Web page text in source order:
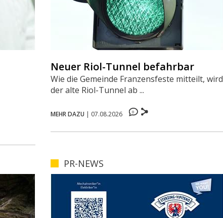
Neuer Riol-Tunnel befahrbar
Wie die Gemeinde Franzensfeste mitteilt, wird
der alte Riol-Tunnel ab ...
MEHR DAZU | 07.08.2026 0
PR-NEWS